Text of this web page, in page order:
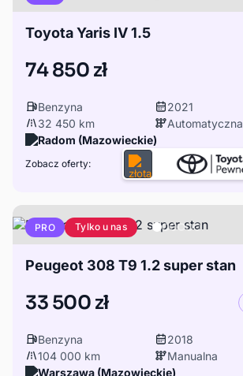
Toyota Yaris IV 1.5
74 850 zł
Benzyna
2021
32 450 km
Automatyczna
Radom (Mazowieckie)
Zobacz oferty:
PRO Tylko u nas
Peugeot 308 T9 1.2 super stan
33 500 zł
Benzyna
2018
104 000 km
Manualna
Warszawa (Mazowieckie)